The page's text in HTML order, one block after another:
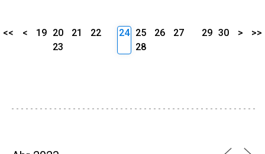
<< < 19 20 21
22
23
24 25 26
27
28
29 30 > >>